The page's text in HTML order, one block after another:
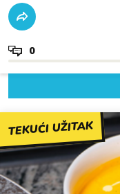
0
TEKUĆI UŽITAK